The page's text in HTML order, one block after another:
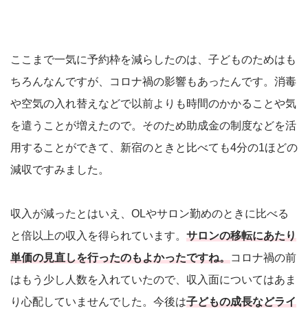
ここまで一気に予約枠を減らしたのは、子どものためはも
ちろんなんですが、コロナ禍の影響もあったんです。消毒
や空気の入れ替えなどで以前よりも時間のかかることや気
を遣うことが増えたので。そのため助成金の制度などを活
用することができて、新宿のときと比べても4分の1ほどの
減収ですみました。
収入が減ったとはいえ、OLやサロン勤めのときに比べる
と倍以上の収入を得られています。 サロンの移転にあたり
単価の見直しを行ったのもよかったですね。コロナ禍の前
はもう少し人数を入れていたので、収入面についてはあま
り心配していませんでした。今後は子どもの成長などライ